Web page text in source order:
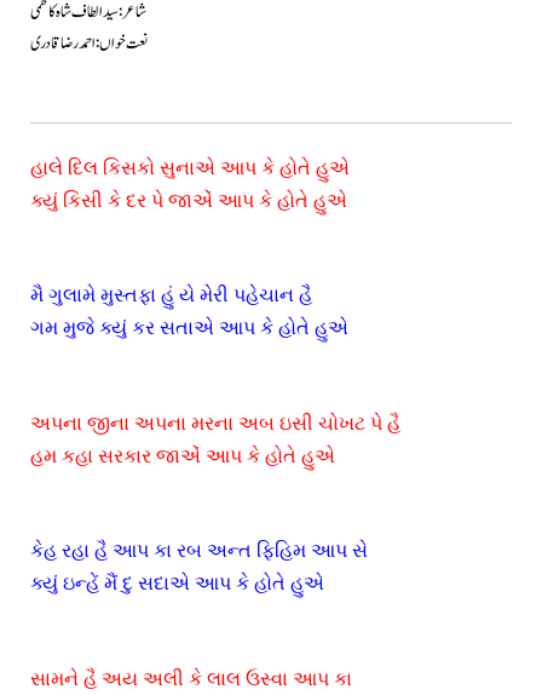
شاعر: سید الطاف شاہ کاظمی
نعت خواں: احمد رضا قادری
હાલે દિલ કિસકો સુનાએ આપ કે હોતે હુએ
ક્યું કિસી કે દર પે જાએં આપ કે હોતે હુએ
મૈ ગુલામે મુસ્તફા હું યે મેરી પહેચાન હૈ
ગમ મુજે ક્યું કર સતાએ આપ કે હોતે હુએ
અપના જીના અપના મરના અબ ઇસી ચોખટ પે હૈ
હમ કહા સરકાર જાએં આપ કે હોતે હુએ
કેહ રહા હૈ આપ કા રબ અન્ત ફિહિમ આપ સે
ક્યું ઇન્હેં મૈં દુ સદાએ આપ કે હોતે હુએ
સામને હૈ અય અલી કે લાલ ઉસ્વા આપ કા